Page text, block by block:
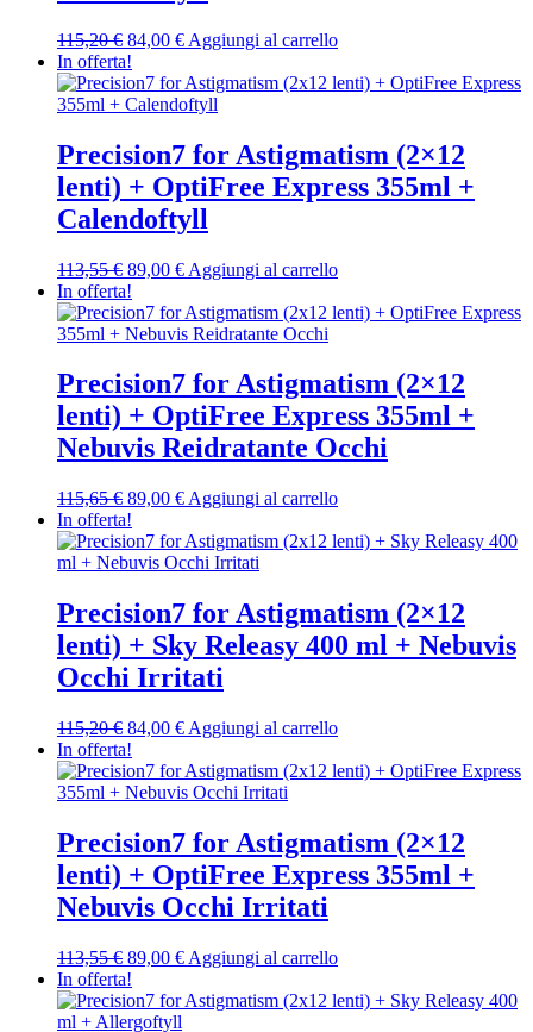
115,20€ Il
prezzo
originale
era:
84,00 €Il
attuale
è:
Aggiungi al carrello
In offerta!
Precision7 for Astigmatism (2×12
lenti) + OptiFree Express 355ml +
Calendoftyll
113,55€ Il
prezzo
originale
era:
89,00 €Il
attuale
è:
Aggiungi al carrello
In offerta!
Precision7 for Astigmatism (2×12
lenti) + OptiFree Express 355ml +
Nebuvis Reidratante Occhi
115,65€ Il
prezzo
originale
era:
89,00 €Il
attuale
è:
Aggiungi al carrello
In offerta!
Precision7 for Astigmatism (2×12
lenti) + Sky Releasy 400 ml + Nebuvis
Occhi Irritati
115,20€ Il
prezzo
originale
era:
84,00 €Il
attuale
è:
Aggiungi al carrello
In offerta!
Precision7 for Astigmatism (2×12
lenti) + OptiFree Express 355ml +
Nebuvis Occhi Irritati
113,55€ Il
prezzo
originale
era:
89,00 €Il
attuale
Aggiungi al carrello
In offerta!